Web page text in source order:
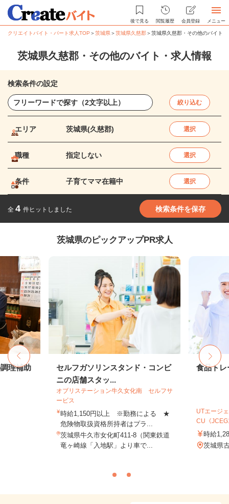
後で見る 閲覧履歴 会員登録 メニュー
クリエイトバイト・パート求人TOP ＞茨城県＞茨城県久慈郡＞茨城県久慈郡・その他のバイト
茨城県久慈郡・その他のバイト・求人情報
検索条件の設定
絞り込む
エリア 茨城県(久慈郡) 選択
職種 指定しない 選択
条件 子育てママ在籍中 選択
全 4 件ヒットしました 検索条件を保存
茨城県のピックアップPR求人
理補助
セルフガソリンスタンド・コンビ
ニの店舗スタッ...
オブリステーション牛久女化南 セルフサ
ービス
時給1,150円以上 ※勤務による ★
危険物取扱資格所持者はプラ...
茨城県牛久市女化町411-8（関東鉄道
竜ヶ崎線「入地駅」より車で...
食品トレ
UTエージ
CU《
時給
茨城県